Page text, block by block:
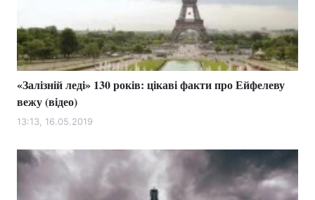
«Залізній леді» 130 років: цікаві факти про Ейфелеву
вежу (відео)
13:13, 16.05.2019